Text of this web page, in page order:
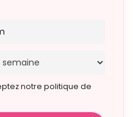
notre politique de